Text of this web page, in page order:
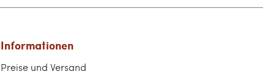
Informationen
Preise und Versand